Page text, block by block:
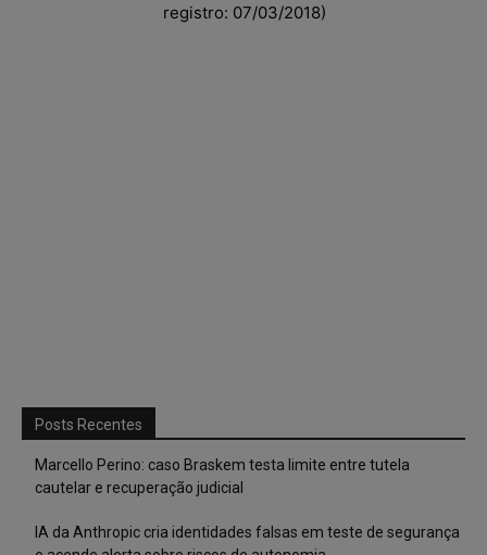
registro: 07/03/2018)
Posts Recentes
Marcello Perino: caso Braskem testa limite entre tutela
cautelar e recuperação judicial
IA da Anthropic cria identidades falsas em teste de segurança